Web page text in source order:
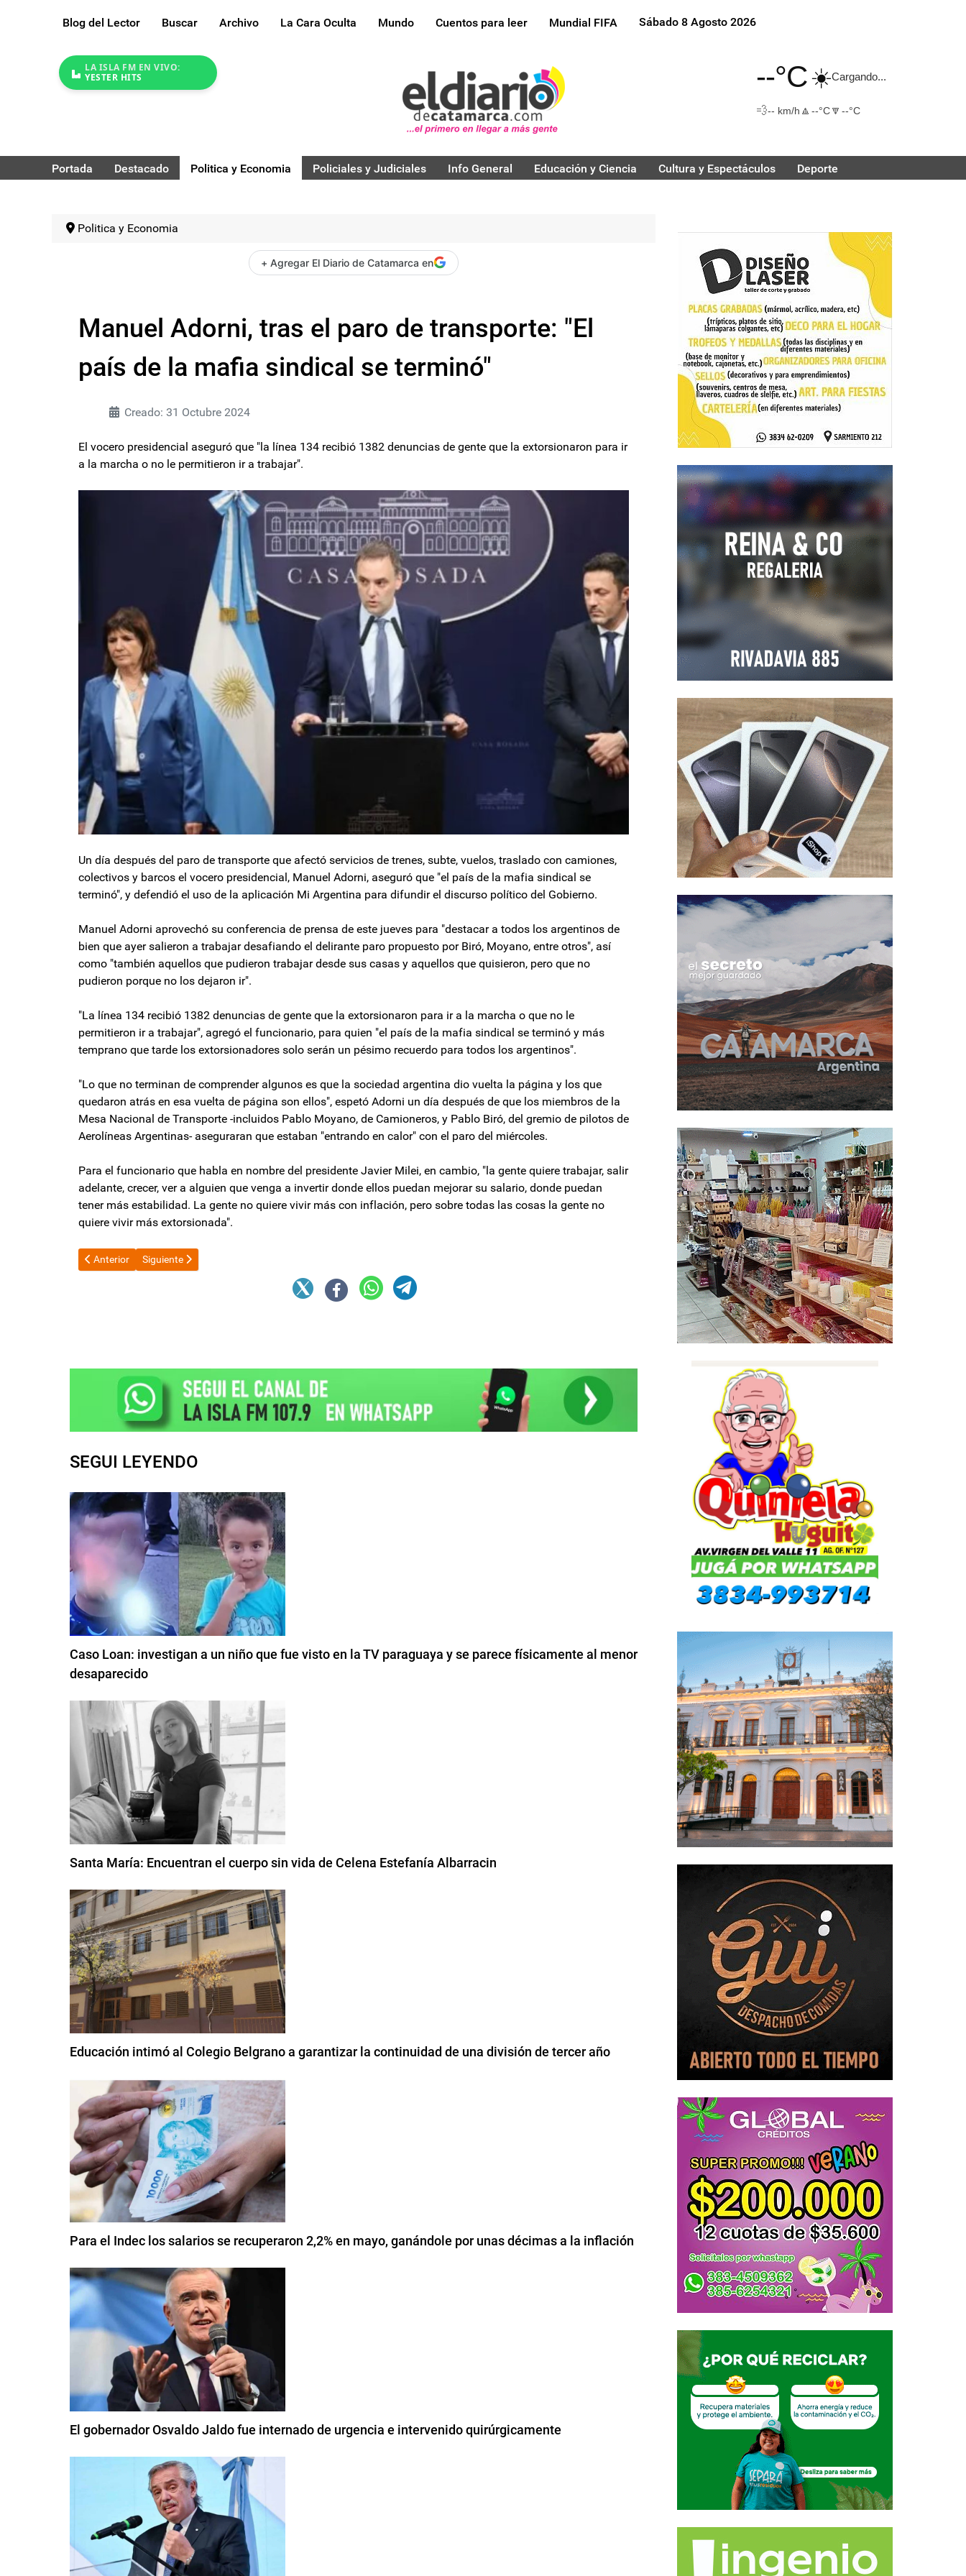
Blog del Lector Buscar Archivo La Cara Oculta Mundo Cuentos para leer Mundial FIFA Sábado 8 Agosto 2026
LA ISLA FM EN VIVO:
YESTER HITS
--°C☀️Cargando...
💨-- km/h 🔼 --°C🔽 --°C
Portada Destacado Politica y Economia Policiales y Judiciales Info General Educación y Ciencia Cultura y Espectáculos Deporte
Politica y Economia
+ Agregar El Diario de Catamarca en
Manuel Adorni, tras el paro de transporte: "El
país de la mafia sindical se terminó"
Creado: 31 Octubre 2024
El vocero presidencial aseguró que "la línea 134 recibió 1382 denuncias de gente que la extorsionaron para ir
a la marcha o no le permitieron ir a trabajar".
Un día después del paro de transporte que afectó servicios de trenes, subte, vuelos, traslado con camiones,
colectivos y barcos el vocero presidencial, Manuel Adorni, aseguró que "el país de la mafia sindical se
terminó", y defendió el uso de la aplicación Mi Argentina para difundir el discurso político del Gobierno.
Manuel Adorni aprovechó su conferencia de prensa de este jueves para "destacar a todos los argentinos de
bien que ayer salieron a trabajar desafiando el delirante paro propuesto por Biró, Moyano, entre otros", así
como "también aquellos que pudieron trabajar desde sus casas y aquellos que quisieron, pero que no
pudieron porque no los dejaron ir".
"La línea 134 recibió 1382 denuncias de gente que la extorsionaron para ir a la marcha o que no le
permitieron ir a trabajar", agregó el funcionario, para quien "el país de la mafia sindical se terminó y más
temprano que tarde los extorsionadores solo serán un pésimo recuerdo para todos los argentinos".
"Lo que no terminan de comprender algunos es que la sociedad argentina dio vuelta la página y los que
quedaron atrás en esa vuelta de página son ellos", espetó Adorni un día después de que los miembros de la
Mesa Nacional de Transporte -incluidos Pablo Moyano, de Camioneros, y Pablo Biró, del gremio de pilotos de
Aerolíneas Argentinas- aseguraran que estaban "entrando en calor" con el paro del miércoles.
Para el funcionario que habla en nombre del presidente Javier Milei, en cambio, "la gente quiere trabajar, salir
adelante, crecer, ver a alguien que venga a invertir donde ellos puedan mejorar su salario, donde puedan
tener más estabilidad. La gente no quiere vivir más con inflación, pero sobre todas las cosas la gente no
quiere vivir más extorsionada".
Artículo anterior: Dura réplica de la UCR de Catamarca sobre los dichos del presidente Milei
Anterior Artículo siguiente: Emmanuel Macron visitará a Javier Milei en Buenos Aires
Siguiente
SEGUI LEYENDO
Caso Loan: investigan a un niño que fue visto en la TV paraguaya y se parece físicamente al menor
desaparecido
Santa María: Encuentran el cuerpo sin vida de Celena Estefanía Albarracin
Educación intimó al Colegio Belgrano a garantizar la continuidad de una división de tercer año
Para el Indec los salarios se recuperaron 2,2% en mayo, ganándole por unas décimas a la inflación
El gobernador Osvaldo Jaldo fue internado de urgencia e intervenido quirúrgicamente